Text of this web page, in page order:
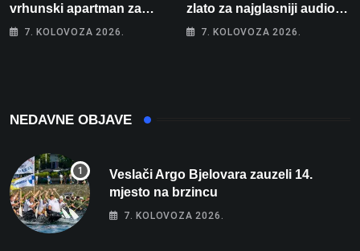
vrhunski apartman za
odmor: Pogled na more, tri
7. KOLOVOZA 2026.
zlato za najglasniji audio
sustav i srušio osobni
7. KOLOVOZA 2026.
NEDAVNE OBJAVE
Veslači Argo Bjelovara zauzeli 14.
mjesto na brzincu
7. KOLOVOZA 2026.